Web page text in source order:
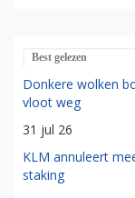
Best gelezen
Donkere wolken
vloot weg
31 jul 26
KLM annuleert
staking